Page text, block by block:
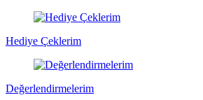
Hediye Çeklerim
Değerlendirmelerim